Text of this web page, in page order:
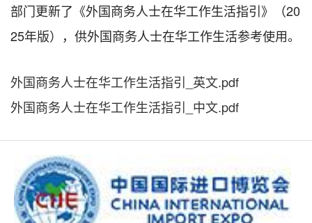
部门更新了《外国商务人士在华工作生活指引》（20
25年版），供外国商务人士在华工作生活参考使用。
外国商务人士在华工作生活指引_英文.pdf
外国商务人士在华工作生活指引_中文.pdf